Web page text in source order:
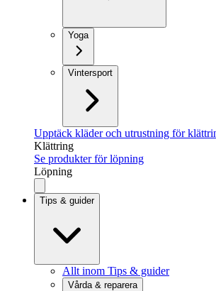
Yoga
Vintersport
Upptäck kläder och utrustning för
Klättring
Se produkter för löpning
Löpning
Tips & guider
Allt inom Tips & guider
Vårda & reparera